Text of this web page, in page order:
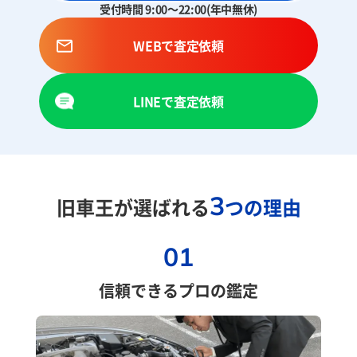
受付時間 9:00～22:00(年中無休)
WEBで査定依頼
LINEで査定依頼
旧車王が選ばれる3つの理由
01
信頼できるプロの鑑定